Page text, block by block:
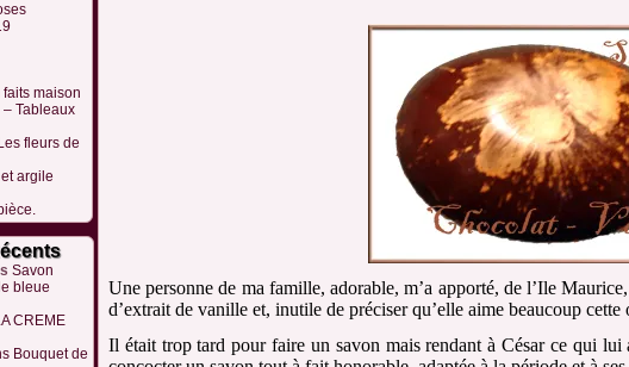
maison
– Tableaux
fleurs de
argile
Savon
bleue
CREME
Bouquet de
Une personne de ma famille, adorable, m’a apporté, de l’Ile
d’extrait de vanille et, inutile de préciser qu’elle aime beaucoup cette
Il était trop tard pour faire un savon mais rendant à César ce qui